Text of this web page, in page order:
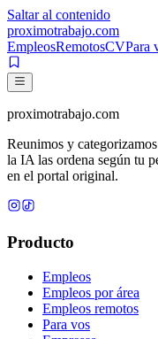
Saltar al contenido
proximotrabajo.com
EmpleosRemotosCVPara
proximotrabajo.com
Reunimos y
la IA las ordena según tu
en el portal original.
Producto
Empleos
Empleos por área
Empleos remotos
Para vos